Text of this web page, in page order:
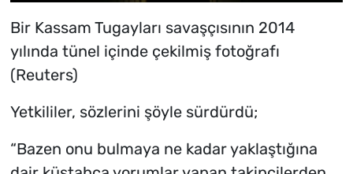
Bir Kassam Tugayları savaşçısının 2014
yılında tünel içinde çekilmiş fotoğrafı
(Reuters)
Yetkililer, sözlerini şöyle sürdürdü;
“Bazen onu bulmaya ne kadar yaklaştığına